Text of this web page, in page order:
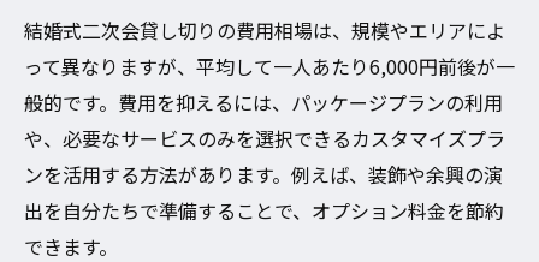
結婚式二次会貸し切りの費用相場は、規模やエリアによ
って異なりますが、平均して一人あたり6,000円前後が一
般的です。費用を抑えるには、パッケージプランの利用
や、必要なサービスのみを選択できるカスタマイズプラ
ンを活用する方法があります。例えば、装飾や余興の演
出を自分たちで準備することで、オプション料金を節約
できます。